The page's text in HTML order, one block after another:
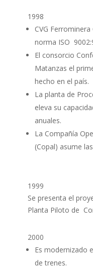
1998
CVG
norma ISO
El consorcio
Matanzas el
hecho en el país.
La planta de
eleva su
anuales.
La Compañía
(Copal) asume
1999
Se presenta el
Planta Piloto de
2000
Es modernizado
de trenes.